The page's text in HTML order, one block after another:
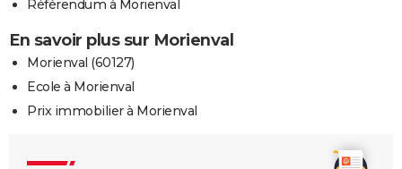
Référendum à Morienval
En savoir plus sur Morienval
Morienval (60127)
Ecole à Morienval
Prix immobilier à Morienval